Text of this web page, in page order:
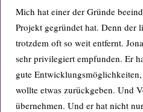
Mich hat einer der Gründe
Projekt gegründet hat. Denn der
trotzdem oft so weit entfernt.
sehr privilegiert empfunden. Er
gute
wollte etwas zurückgeben. Und
übernehmen. Und er hat nicht